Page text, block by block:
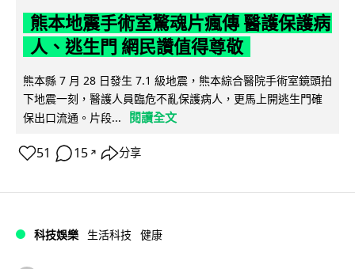
熊本地震手術室驚魂片瘋傳 醫護保護病
人、逃生門 網民讚值得尊敬
熊本縣 7 月 28 日發生 7.1 級地震，熊本綜合醫院手術室鏡頭拍
下地震一刻，醫護人員臨危不亂保護病人，更馬上開逃生門確
保出口流通。片段...
閱讀全文
51 15 ↗ 分享
科技娛樂 生活科技 健康